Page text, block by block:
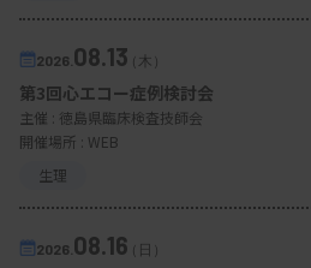
2026. 08.13（木）
第3回心エコー症例検討会
主催 : 徳島県臨床検査技師会
開催場所 : WEB
生理
2026. 08.16（日）